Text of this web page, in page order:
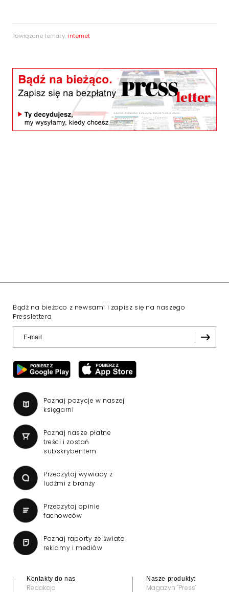
Powiązane tematy: internet
Wniosek o przedłużenie
koncesji dla TVN 24 BiS
wpłynął do KRRiT
i Telewizji o przedłużenie koncesji kablowo-
satelitarnej dla telewizji TVN 24 BiS –